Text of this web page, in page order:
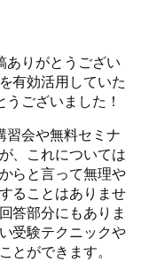
りがとうござい
有効活用していた
ございました！
会や無料セミナ
、これについては
らと言って無理や
ることはありませ
答部分にもありま
受験テクニックや
とができます。